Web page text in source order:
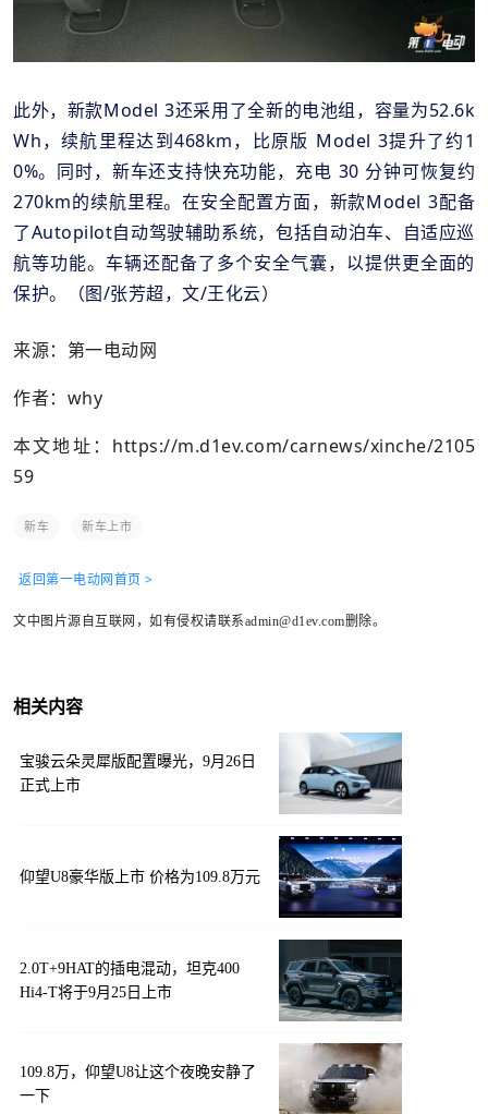
此外，新款Model 3还采用了全新的电池组，容量为52.6k
Wh，续航里程达到468km，比原版 Model 3提升了约1
0%。同时，新车还支持快充功能，充电 30 分钟可恢复约
270km的续航里程。在安全配置方面， 新款Model 3配备
了Autopilot自动驾驶辅助系统，包括自动泊车、自适应巡
航等功能。车辆还配备了多个安全气囊，以提供更全面的
保护。（图/张芳超，文/王化云）
来源：第一电动网
作者：why
本文地址： https://m.d1ev.com/carnews/xinche/2105
59
新车 新车上市
返回第一电动网首页 >
文中图片源自互联网，如有侵权请联系admin@d1ev.com删除。
相关内容
宝骏云朵灵犀版配置曝光，9月26日
正式上市
仰望U8豪华版上市 价格为109.8万元
2.0T+9HAT的插电混动，坦克400
Hi4-T将于9月25日上市
109.8万，仰望U8让这个夜晚安静了
一下